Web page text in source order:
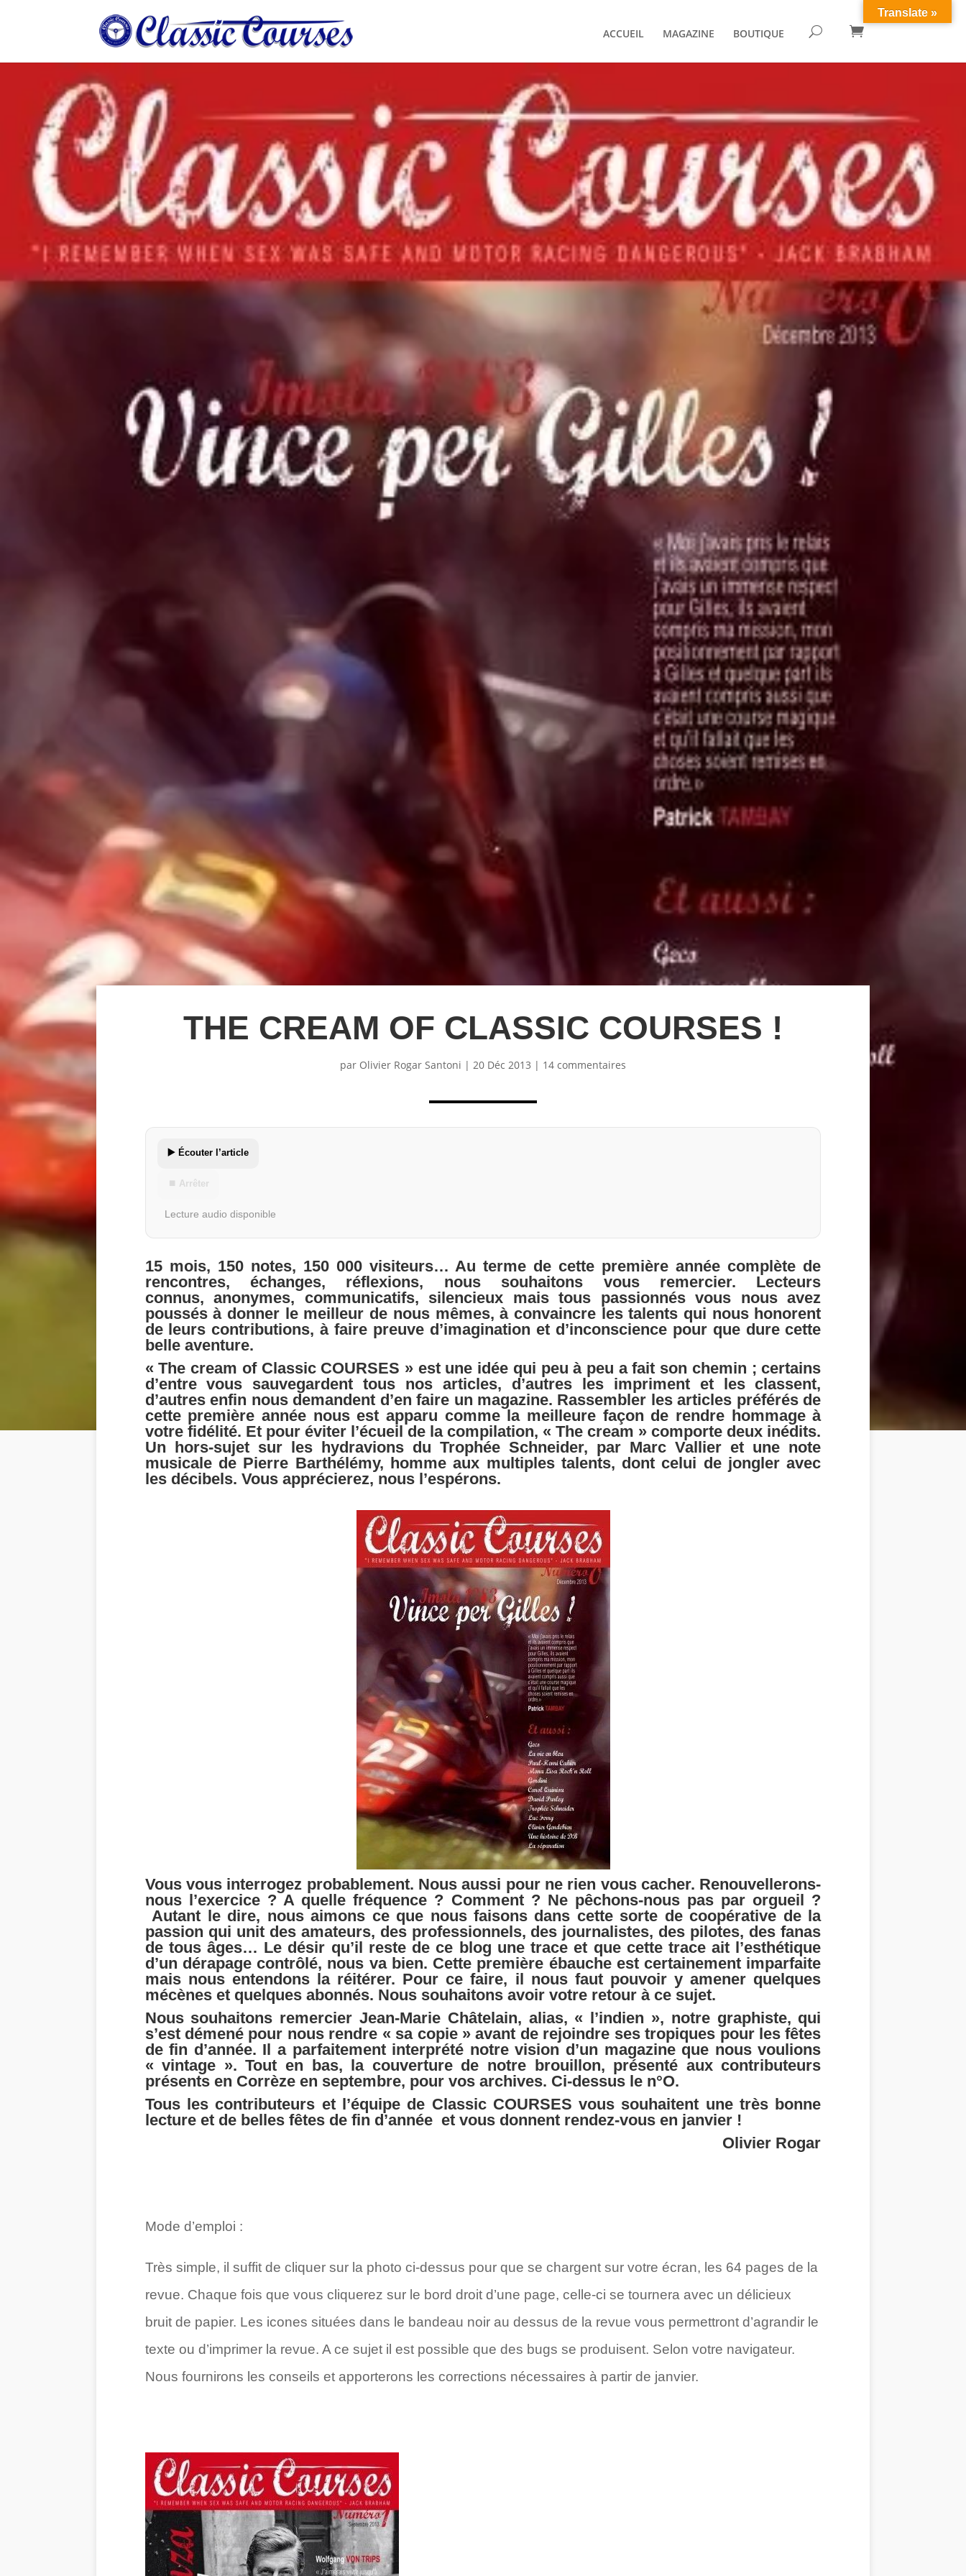
ACCUEIL MAGAZINE BOUTIQUE U 
THE CREAM OF CLASSIC COURSES !
par Olivier Rogar Santoni | 20 Déc 2013 | 14 commentaires
▶️ Écouter l’article
⏹ Arrêter
Lecture audio disponible
15 mois, 150 notes, 150 000 visiteurs… Au terme de cette première année complète de
rencontres, échanges, réflexions, nous souhaitons vous remercier. Lecteurs
connus, anonymes, communicatifs, silencieux mais tous passionnés vous nous avez
poussés à donner le meilleur de nous mêmes, à convaincre les talents qui nous honorent
de leurs contributions, à faire preuve d’imagination et d’inconscience pour que dure cette
belle aventure.
« The cream of Classic COURSES » est une idée qui peu à peu a fait son chemin ; certains
d’entre vous sauvegardent tous nos articles, d’autres les impriment et les classent,
d’autres enfin nous demandent d’en faire un magazine. Rassembler les articles préférés de
cette première année nous est apparu comme la meilleure façon de rendre hommage à
votre fidélité. Et pour éviter l’écueil de la compilation, « The cream » comporte deux inédits.
Un hors-sujet sur les hydravions du Trophée Schneider, par Marc Vallier et une note
musicale de Pierre Barthélémy, homme aux multiples talents, dont celui de jongler avec
les décibels. Vous apprécierez, nous l’espérons.
Vous vous interrogez probablement. Nous aussi pour ne rien vous cacher. Renouvellerons-
nous l’exercice ? A quelle fréquence ? Comment ? Ne pêchons-nous pas par orgueil ?
Autant le dire, nous aimons ce que nous faisons dans cette sorte de coopérative de la
passion qui unit des amateurs, des professionnels, des journalistes, des pilotes, des fanas
de tous âges… Le désir qu’il reste de ce blog une trace et que cette trace ait l’esthétique
d’un dérapage contrôlé, nous va bien. Cette première ébauche est certainement imparfaite
mais nous entendons la réitérer. Pour ce faire, il nous faut pouvoir y amener quelques
mécènes et quelques abonnés. Nous souhaitons avoir votre retour à ce sujet.
Nous souhaitons remercier Jean-Marie Châtelain, alias, « l’indien », notre graphiste, qui
s’est démené pour nous rendre « sa copie » avant de rejoindre ses tropiques pour les fêtes
de fin d’année. Il a parfaitement interprété notre vision d’un magazine que nous voulions
« vintage ». Tout en bas, la couverture de notre brouillon, présenté aux contributeurs
présents en Corrèze en septembre, pour vos archives. Ci-dessus le n°O.
Tous les contributeurs et l’équipe de Classic COURSES vous souhaitent une très bonne
lecture et de belles fêtes de fin d’année et vous donnent rendez-vous en janvier !
Olivier Rogar
Mode d’emploi :
Très simple, il suffit de cliquer sur la photo ci-dessus pour que se chargent sur votre écran, les 64 pages de la
revue. Chaque fois que vous cliquerez sur le bord droit d’une page, celle-ci se tournera avec un délicieux
bruit de papier. Les icones situées dans le bandeau noir au dessus de la revue vous permettront d’agrandir le
texte ou d’imprimer la revue. A ce sujet il est possible que des bugs se produisent. Selon votre navigateur.
Nous fournirons les conseils et apporterons les corrections nécessaires à partir de janvier.
Translate »